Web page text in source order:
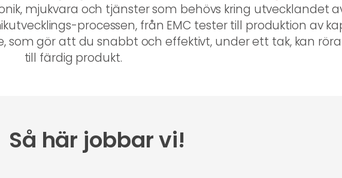
mjukvara och tjänster som behövs kring utvecklandet
processen, från EMC tester till produktion av
som gör att du snabbt och effektivt, under ett tak, kan
till färdig produkt.
Så här jobbar vi!